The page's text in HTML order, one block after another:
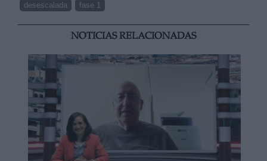
desescalada
fase 1
NOTICIAS RELACIONADAS